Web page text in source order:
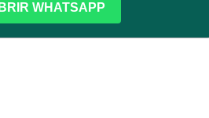
WHATSAPP